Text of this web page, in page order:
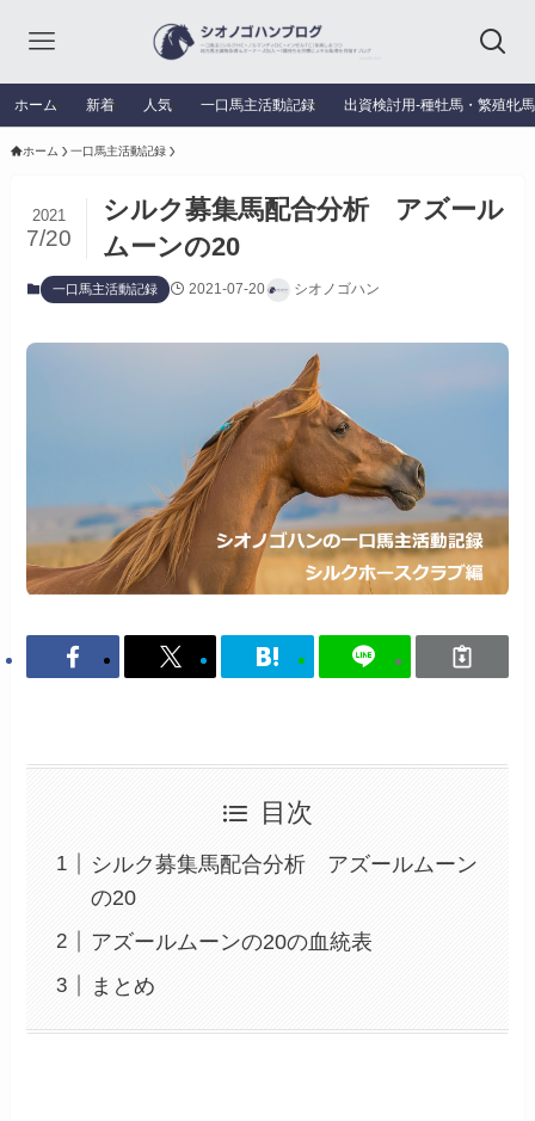
ホーム 新着 人気 一口馬主活動記録 出資検討用‐種牡馬・繁殖牝
ホーム 一口馬主活動記録
シルク募集馬配合分析 アズール
ムーンの20
2021
7/20
一口馬主活動記録 2021-07-20 シオノゴハン
目次
シルク募集馬配合分析 アズールムーン
の20
アズールムーンの20の血統表
まとめ